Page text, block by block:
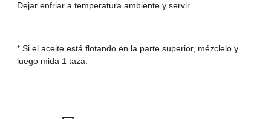
Dejar enfriar a temperatura ambiente y servir.
* Si el aceite está flotando en la parte superior, mézclelo y
luego mida 1 taza.